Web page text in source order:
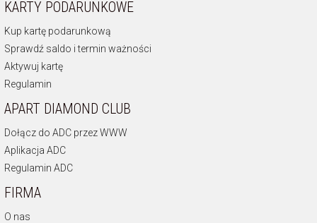
KARTY PODARUNKOWE
Kup kartę podarunkową
Sprawdź saldo i termin ważności
Aktywuj kartę
Regulamin
APART DIAMOND CLUB
Dołącz do ADC przez WWW
Aplikacja ADC
Regulamin ADC
FIRMA
O nas